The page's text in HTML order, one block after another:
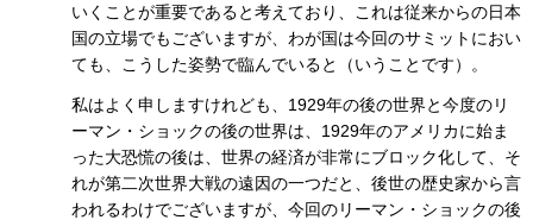
いくことが重要であると考えており、これは従来からの日本
国の立場でもございますが、わが国は今回のサミットにおい
ても、こうした姿勢で臨んでいると（いうことです）。
私はよく申しますけれども、1929年の後の世界と今度のリ
ーマン・ショックの後の世界は、1929年のアメリカに始ま
った大恐慌の後は、世界の経済が非常にブロック化して、そ
れが第二次世界大戦の遠因の一つだと、後世の歴史家から言
われるわけでございますが、今回のリーマン・ショックの後